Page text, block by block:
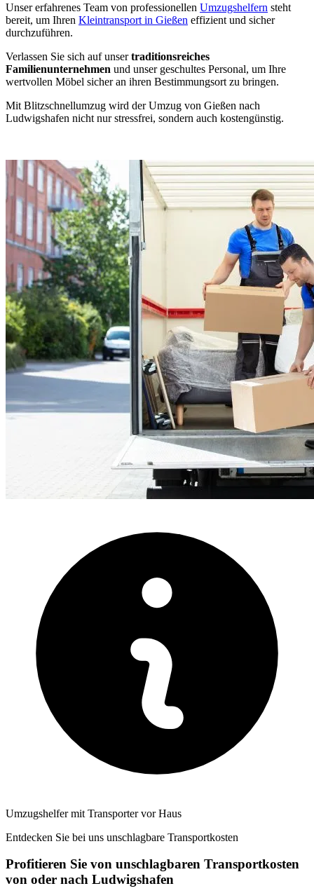
Unser erfahrenes Team von professionellen Umzugshelfern steht
bereit, um Ihren Kleintransport in Gießen effizient und sicher
durchzuführen.
Verlassen Sie sich auf unsertraditionsreiches
Familienunternehmen und unser geschultes Personal, um Ihre
wertvollen Möbel sicher an ihren Bestimmungsort zu bringen.
Mit Blitzschnellumzug wird der Umzug von Gießen nach
Ludwigshafen nicht nur stressfrei, sondern auch kostengünstig.
Umzugshelfer mit Transporter vor Haus
Entdecken Sie bei uns unschlagbare Transportkosten
Profitieren Sie von unschlagbaren Transportkosten
von oder nach Ludwigshafen